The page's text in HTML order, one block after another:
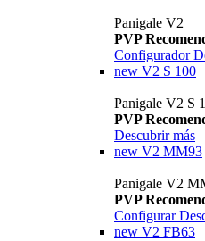
Panigale V2
PVP
Configurador
new V2 S 100
Panigale V2 S
PVP
Descubrir más
new V2 MM93
Panigale V2
PVP
Configurar
new V2 FB63